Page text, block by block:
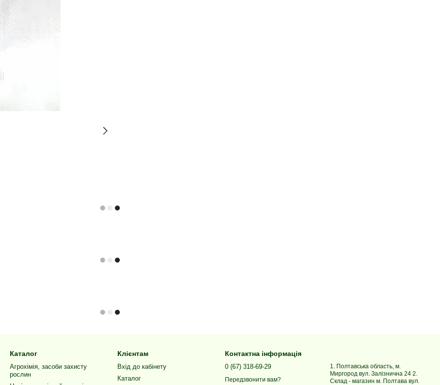
Каталог
Агрохімія, засоби захисту
рослин
Клієнтам
Вхід до кабінету
Каталог
Контактна інформація
0 (67) 318-69-29
Передзвонити вам?
1. Полтавська область, м.
Миргород вул. Залізнична 24 2.
Склад - магазин м. Полтава вул.